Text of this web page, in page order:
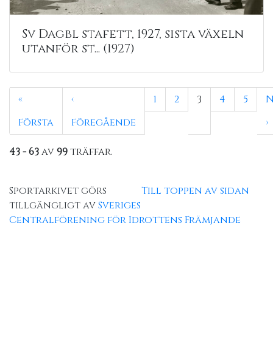
Sv Dagbl stafett, 1927, sista växeln
utanför st... (1927)
«
Första
‹
Föregående
1 2 3 4 5
›
43 - 63av99träffar.
Till toppen av sidan
Sportarkivet görs
tillgängligt avSveriges
Centralförening för Idrottens Främjande